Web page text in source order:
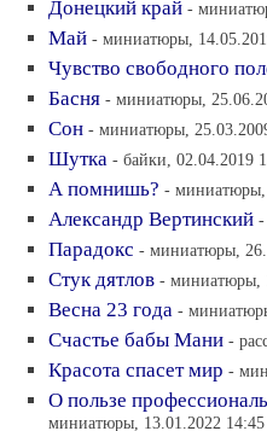
Донецкий край -
Май - миниатюры,
Чувство свободного
Басня - миниатюры,
Сон - миниатюры,
Шутка - байки, 02.04.2019
А помнишь? - миниатюры,
Александр Вертинский -
Парадокс - миниатюры,
Стук дятлов - миниатюры,
Весна 23 года -
Счастье бабы Мани -
Красота спасет мир -
О пользе
миниатюры, 13.01.2022 14:45